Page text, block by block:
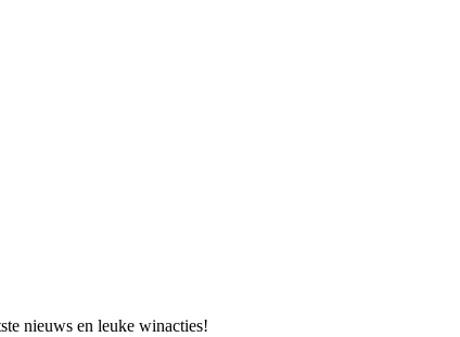
nieuws en leuke winacties!